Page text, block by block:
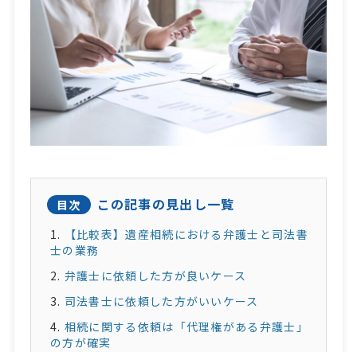
目次 この記事の見出し一覧
【比較表】遺産相続における弁護士と司法書
士の業務
弁護士に依頼した方が良いケース
司法書士に依頼した方がいいケース
相続に関する依頼は「代理権がある弁護士」
の方が確実